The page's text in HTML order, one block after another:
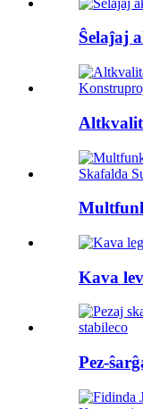
Ŝelaĵaj
Kava
Pez-